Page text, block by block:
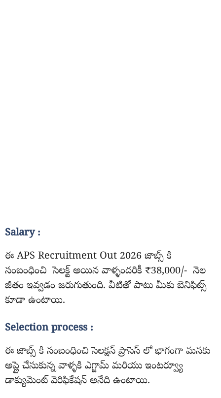
Salary :
ఈ APS Recruitment Out 2026 జాబ్స్ కి
సంబంధించి సెలక్ట్ అయిన వాళ్ళందరికీ ₹38,000/- నెల
జీతం ఇవ్వడం జరుగుతుంది. వీటితో పాటు మీకు బెనిఫిట్స్
కూడా ఉంటాయి.
Selection process :
ఈ జాబ్స్ కి సంబంధించి సెలక్షన్ ప్రాసెస్ లో భాగంగా మనకు
అప్లై చేసుకున్న వాళ్ళకి ఎగ్జామ్ మరియు ఇంటర్వ్యూ
డాక్యుమెంట్ వెరిఫికేషన్ అనేది ఉంటాయి.